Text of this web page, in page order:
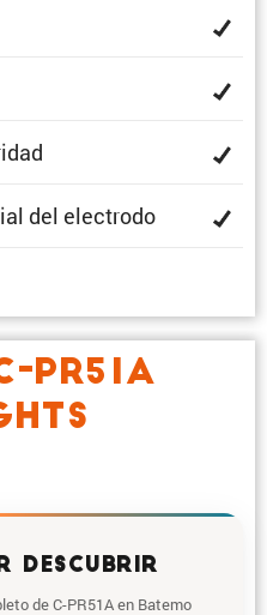
del electrodo
PR51A
DESCUBRIR
de C-PR51A en Batemo